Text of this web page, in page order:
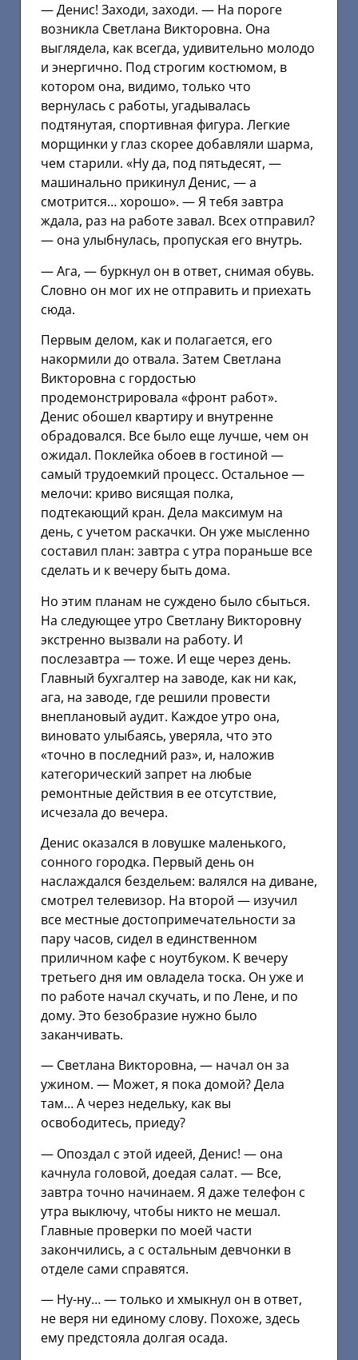
— Денис! Заходи, заходи. — На пороге
возникла Светлана Викторовна. Она
выглядела, как всегда, удивительно молодо
и энергично. Под строгим костюмом, в
котором она, видимо, только что
вернулась с работы, угадывалась
подтянутая, спортивная фигура. Легкие
морщинки у глаз скорее добавляли шарма,
чем старили. «Ну да, под пятьдесят, —
машинально прикинул Денис, — а
смотрится… хорошо». — Я тебя завтра
ждала, раз на работе завал. Всех отправил?
— она улыбнулась, пропуская его внутрь.
— Ага, — буркнул он в ответ, снимая обувь.
Словно он мог их не отправить и приехать
сюда.
Первым делом, как и полагается, его
накормили до отвала. Затем Светлана
Викторовна с гордостью
продемонстрировала «фронт работ».
Денис обошел квартиру и внутренне
обрадовался. Все было еще лучше, чем он
ожидал. Поклейка обоев в гостиной —
самый трудоемкий процесс. Остальное —
мелочи: криво висящая полка,
подтекающий кран. Дела максимум на
день, с учетом раскачки. Он уже мысленно
составил план: завтра с утра пораньше все
сделать и к вечеру быть дома.
Но этим планам не суждено было сбыться.
На следующее утро Светлану Викторовну
экстренно вызвали на работу. И
послезавтра — тоже. И еще через день.
Главный бухгалтер на заводе, как ни как,
ага, на заводе, где решили провести
внеплановый аудит. Каждое утро она,
виновато улыбаясь, уверяла, что это
«точно в последний раз», и, наложив
категорический запрет на любые
ремонтные действия в ее отсутствие,
исчезала до вечера.
Денис оказался в ловушке маленького,
сонного городка. Первый день он
наслаждался бездельем: валялся на диване,
смотрел телевизор. На второй — изучил
все местные достопримечательности за
пару часов, сидел в единственном
приличном кафе с ноутбуком. К вечеру
третьего дня им овладела тоска. Он уже и
по работе начал скучать, и по Лене, и по
дому. Это безобразие нужно было
заканчивать.
— Светлана Викторовна, — начал он за
ужином. — Может, я пока домой? Дела
там… А через недельку, как вы
освободитесь, приеду?
— Опоздал с этой идеей, Денис! — она
качнула головой, доедая салат. — Все,
завтра точно начинаем. Я даже телефон с
утра выключу, чтобы никто не мешал.
Главные проверки по моей части
закончились, а с остальным девчонки в
отделе сами справятся.
— Ну-ну… — только и хмыкнул он в ответ,
не веря ни единому слову. Похоже, здесь
ему предстояла долгая осада.